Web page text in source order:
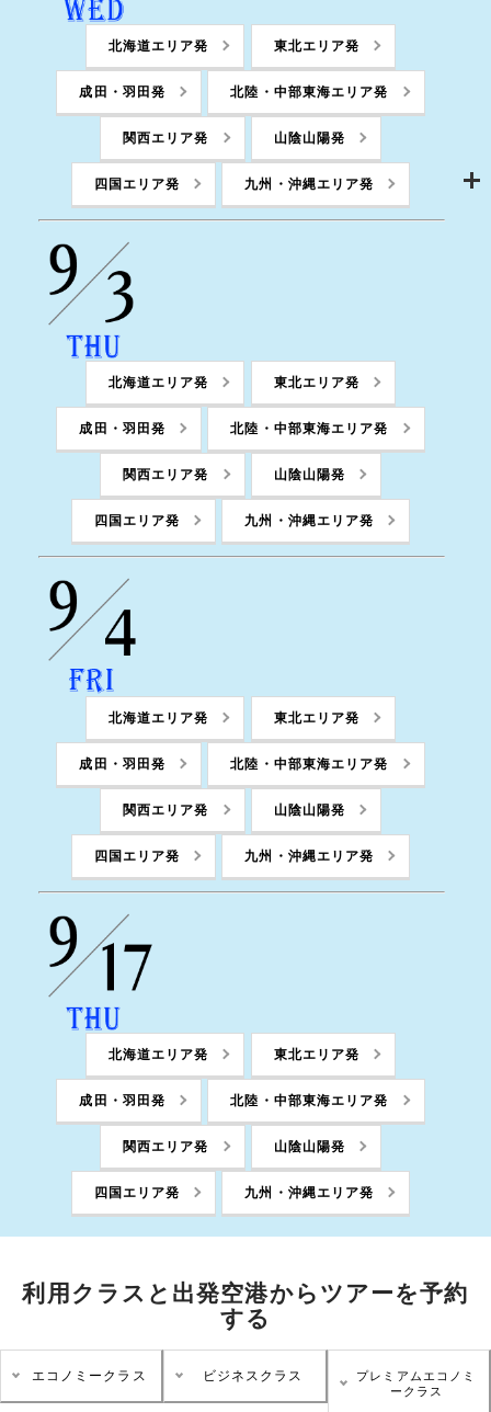
北海道エリア発 東北エリア発
成田・羽田発 北陸・中部東海エリア発
関西エリア発 山陰山陽発
四国エリア発 九州・沖縄エリア発
北海道エリア発 東北エリア発
成田・羽田発 北陸・中部東海エリア発
関西エリア発 山陰山陽発
四国エリア発 九州・沖縄エリア発
北海道エリア発 東北エリア発
成田・羽田発 北陸・中部東海エリア発
関西エリア発 山陰山陽発
四国エリア発 九州・沖縄エリア発
北海道エリア発 東北エリア発
成田・羽田発 北陸・中部東海エリア発
関西エリア発 山陰山陽発
四国エリア発 九州・沖縄エリア発
利用クラスと出発空港からツアーを予約
する
エコノミークラス ビジネスクラス
プレミアムエコノミ
ークラス